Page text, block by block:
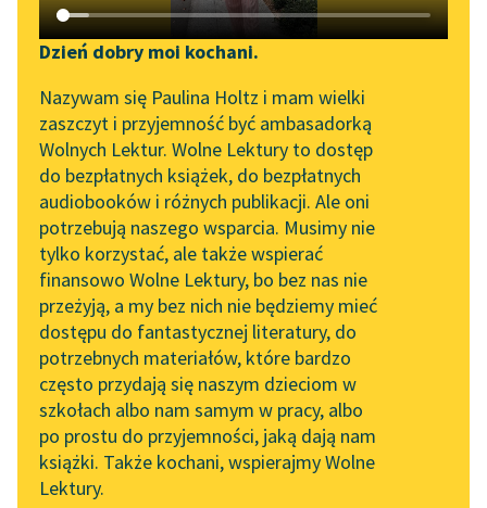
Katalog DAISY
Podkasty o książkach
Zgłoś brak utworu
Aktualności
„Prokurator Alicja Horn”
do słuchania
Byliśmy częścią AI Impact
Lab
Zapraszamy na spotkanie
online z tłumaczkami
literatury skandynawskiej
Spotkanie z Katarzyną
Tunkiel w Oslo
102. lata temu zmarł
Joseph Conrad
Narzędzia
Mapa Wolnych Lektur
Leśmianator
Przewodnik dla piszących i
czytających
API
OAI-PMH
Widget Wolnych Lektur
Przypisy
Dzień dobry moi kochani.
Nazywam się Paulina Holtz i mam wielki
zaszczyt i przyjemność być ambasadorką
Wolnych Lektur. Wolne Lektury to dostęp
do bezpłatnych książek, do bezpłatnych
audiobooków i różnych publikacji. Ale oni
potrzebują naszego wsparcia. Musimy nie
tylko korzystać, ale także wspierać
finansowo Wolne Lektury, bo bez nas nie
przeżyją, a my bez nich nie będziemy mieć
dostępu do fantastycznej literatury, do
potrzebnych materiałów, które bardzo
często przydają się naszym dzieciom w
szkołach albo nam samym w pracy, albo
po prostu do przyjemności, jaką dają nam
książki. Także kochani, wspierajmy Wolne
Lektury.
Bolesław Leśmian
Młodsza twa siostra,
zrywając wrzos,
Śledziła szept nasz
daleki…
I mówiąc z nami, ucisza
głos...
Czytaj więcej
Bolesław Leśmian
Tajemnica